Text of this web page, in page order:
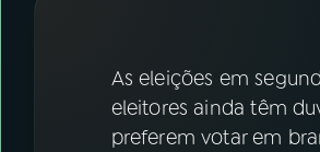
FESTIVAL DE MÚSICA
As eleições em
eleitores ainda têm
preferem votar em